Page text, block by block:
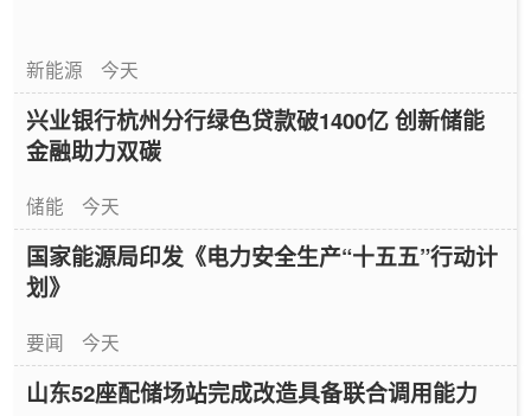
新能源 今天
兴业银行杭州分行绿色贷款破1400亿 创新储能
金融助力双碳
储能 今天
国家能源局印发《电力安全生产“十五五”行动计
划》
要闻 今天
山东52座配储场站完成改造具备联合调用能力